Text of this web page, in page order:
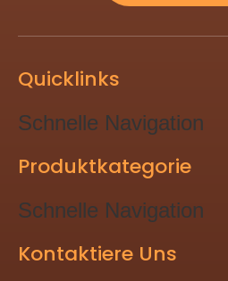
Quicklinks
Schnelle Navigation
Produktkategorie
Schnelle Navigation
Kontaktiere Uns